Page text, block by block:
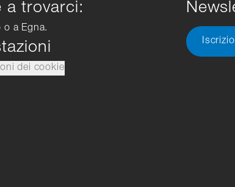
a trovarci:
o a Egna.
dei cookie